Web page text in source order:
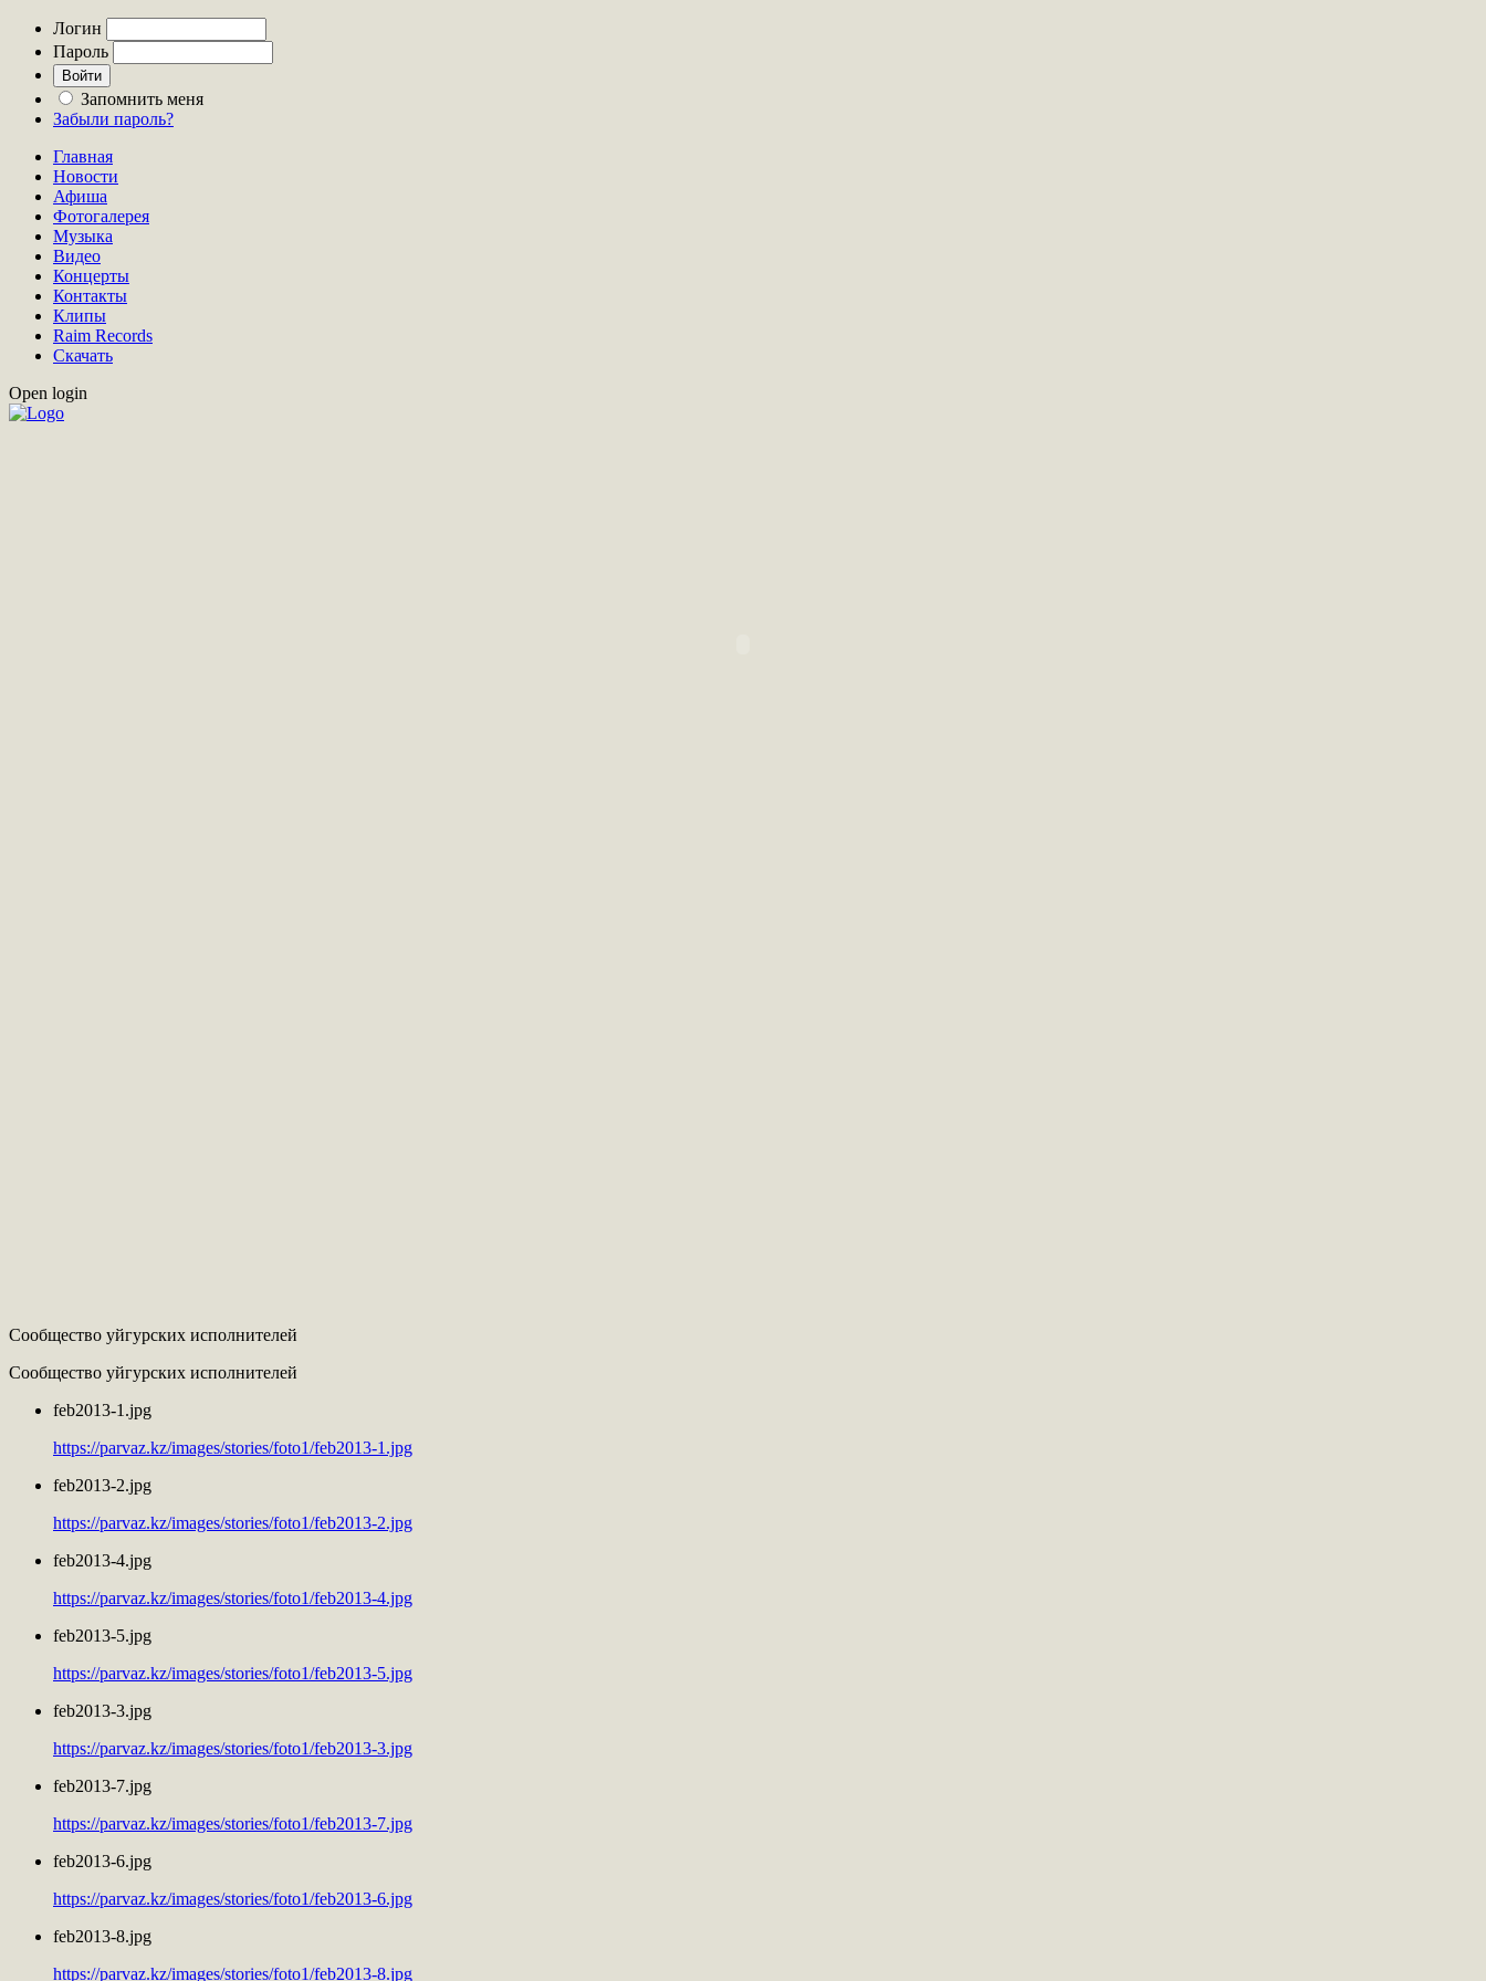
Логин
Пароль
Запомнить меня
Забыли пароль?
Главная
Новости
Афиша
Фотогалерея
Музыка
Видео
Концерты
Контакты
Клипы
Raim Records
Скачать
Open login
Сообщество уйгурских исполнителей
Сообщество уйгурских исполнителей
feb2013-1.jpg
https://parvaz.kz/images/stories/foto1/feb2013-1.jpg
feb2013-2.jpg
https://parvaz.kz/images/stories/foto1/feb2013-2.jpg
feb2013-4.jpg
https://parvaz.kz/images/stories/foto1/feb2013-4.jpg
feb2013-5.jpg
https://parvaz.kz/images/stories/foto1/feb2013-5.jpg
feb2013-3.jpg
https://parvaz.kz/images/stories/foto1/feb2013-3.jpg
feb2013-7.jpg
https://parvaz.kz/images/stories/foto1/feb2013-7.jpg
feb2013-6.jpg
https://parvaz.kz/images/stories/foto1/feb2013-6.jpg
feb2013-8.jpg
https://parvaz.kz/images/stories/foto1/feb2013-8.jpg